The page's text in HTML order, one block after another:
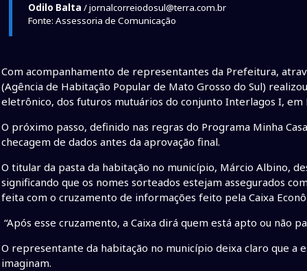
Odilo Balta / jornalcorreiodosul@terra.com.br
Fonte: Assessoria de Comunicação
Com acompanhamento de representantes da Prefeitura,
(Agência de Habitação Popular de Mato Grosso do Sul)
eletrônico, dos futuros mutuários do conjunto Interlagos I, em
O próximo passo, definido nas regras do Programa Minha
checagem de dados antes da aprovação final.
O titular da pasta da habitação no município, Márcio Albino,
significando que os nomes sorteados estejam assegurados
feita com o cruzamento de informações feito pela Caixa
“Após esse cruzamento, a Caixa dirá quem está apto ou não
O representante da habitação no município deixa claro que a
imaginam.